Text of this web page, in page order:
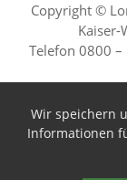
Copyright ©
Telefon 0800
Wir speichern
Informationen